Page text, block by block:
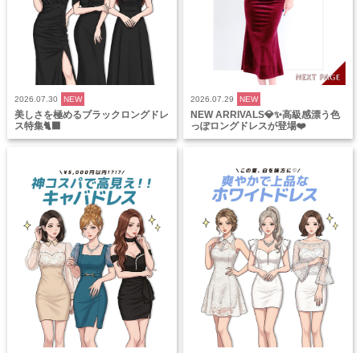
2026.07.30 NEW
美しさを極めるブラックロングドレ
ス特集🐈‍⬛
2026.07.29 NEW
NEW ARRIVALS💎✨高級感漂う色
っぽロングドレスが登場❤️